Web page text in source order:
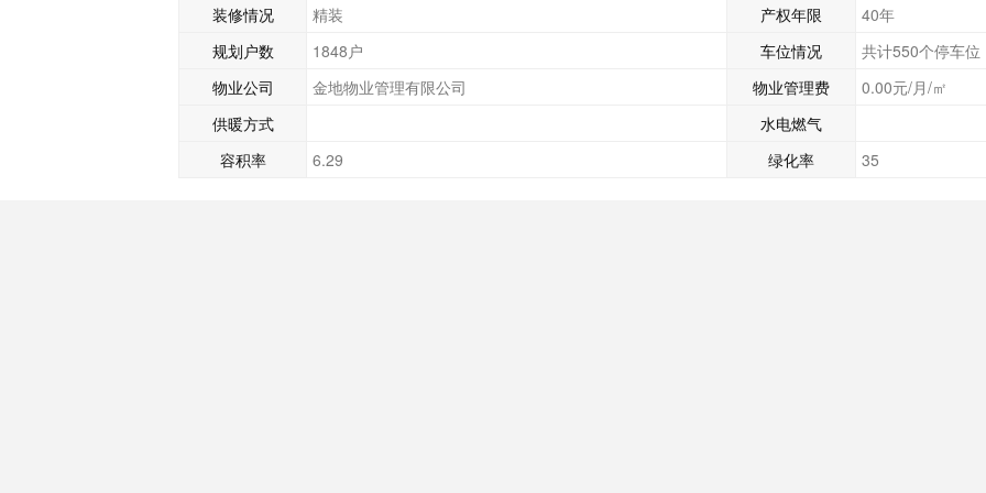
装修情况
精装 产权年限
40年
规划户数
1848户 车位情况
共计550个停车位
物业公司
金地物业管理有限公司 物业管理费
0.00元/月/㎡
供暖方式
水电燃气
容积率
6.29 绿化率 35